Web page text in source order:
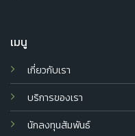
เมนู
เกี่ยวกับเรา
บริการของเรา
นักลงทุนสัมพันธ์